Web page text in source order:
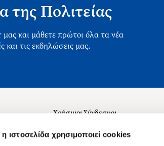
ιστοσελίδα χρησιμοποιεί cookies
της Πολιτείας
και μάθετε πρώτοι όλα τα νέα
και τις εκδηλώσεις μας.
Χρήσιμοι Σύνδεσμοι
Σχετικά με εμάς